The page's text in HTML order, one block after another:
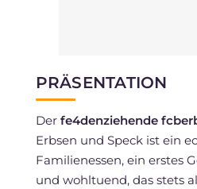
PRÄSENTATION
Der fe4denziehende
Erbsen und Speck ist ein
Familienessen, ein erstes
und wohltuend, das stets